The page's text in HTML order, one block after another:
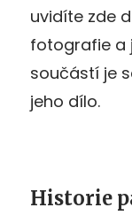
uvidíte zde
fotografie a
součástí je
jeho dílo.
Historie